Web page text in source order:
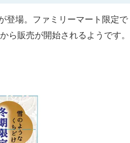
登場。ファミリーマート限定で
ら販売が開始されるようです。